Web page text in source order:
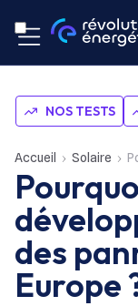
NOS TESTS
Accueil Solaire
des
Europe